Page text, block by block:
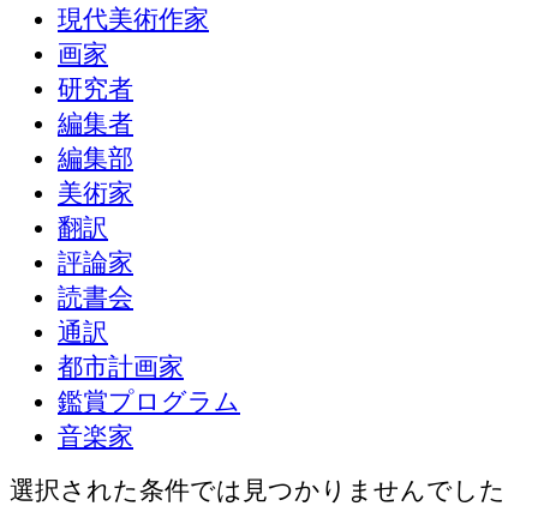
現代美術作家
画家
研究者
編集者
編集部
美術家
翻訳
評論家
読書会
通訳
都市計画家
鑑賞プログラム
音楽家
選択された条件では見つかりませんでした